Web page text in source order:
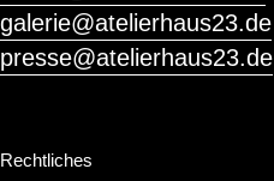
galerie@atelierhaus23.de
presse@atelierhaus23.de
Rechtliches